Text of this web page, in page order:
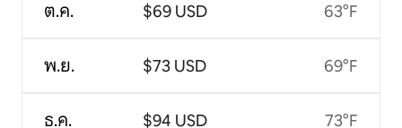
ต.ค.
พ.ย.
ธ.ค.
$69 USD
$73 USD
$94 USD
63°F
69°F
73°F